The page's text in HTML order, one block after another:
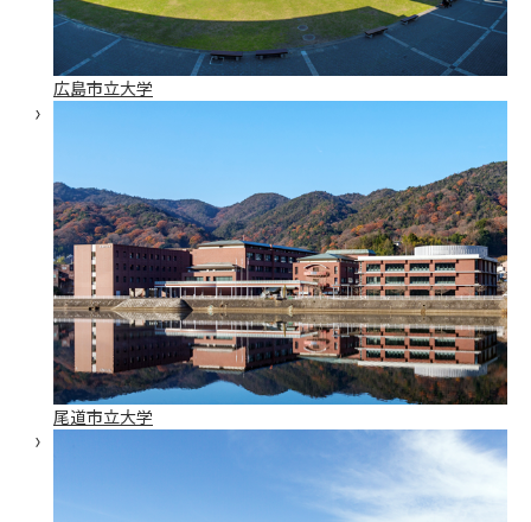
広島市立大学
尾道市立大学